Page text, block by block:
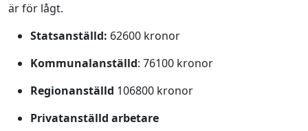
är för lågt.
Statsanställd: 62600 kronor
Kommunalanställd: 76100 kronor
Regionanställd 106800 kronor
Privatanställd arbetare